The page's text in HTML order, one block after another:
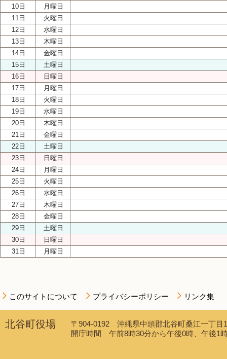
10日
月曜日
11日
火曜日
12日
水曜日
13日
木曜日
14日
金曜日
15日
土曜日
16日
日曜日
17日
月曜日
18日
火曜日
19日
水曜日
20日
木曜日
21日
金曜日
22日
土曜日
23日
日曜日
24日
月曜日
25日
火曜日
26日
水曜日
27日
木曜日
28日
金曜日
29日
土曜日
30日
日曜日
31日
月曜日
このサイトについて プライバシーポリシー リンク集
北谷町役場
〒904-0192 沖縄県中頭郡北谷町桑江一丁
開庁時間 午前8時30分から午後0時、午後1